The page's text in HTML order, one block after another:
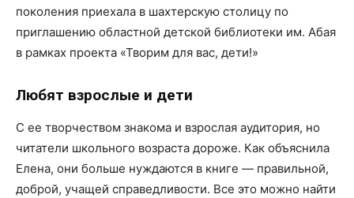
поколения приехала в шахтерскую столицу по
приглашению областной детской библиотеки им. Абая
в рамках проекта «Творим для вас, дети!»
Любят взрослые и дети
С ее творчеством знакома и взрослая аудитория, но
читатели школьного возраста дороже. Как объяснила
Елена, они больше нуждаются в книге — правильной,
доброй, учащей справедливости. Все это можно найти